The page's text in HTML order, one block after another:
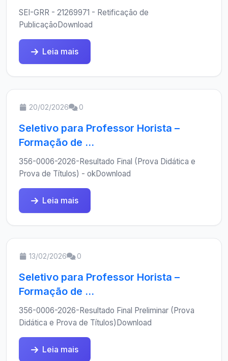
SEI-GRR - 21269971 - Retificação de
PublicaçãoDownload
Leia mais
20/02/2026 0
Seletivo para Professor Horista –
Formação de ...
356-0006-2026-Resultado Final (Prova Didática e
Prova de Títulos) - okDownload
Leia mais
13/02/2026 0
Seletivo para Professor Horista –
Formação de ...
356-0006-2026-Resultado Final Preliminar (Prova
Didática e Prova de Títulos)Download
Leia mais